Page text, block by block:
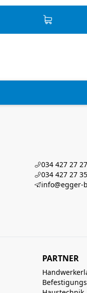
034 427 27 27
034 427 27 35
info@egger-
PARTNER